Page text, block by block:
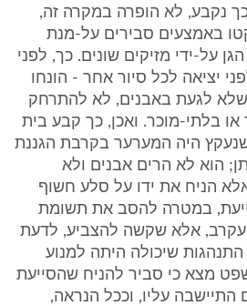
כך נקבע, לא הופרה במקרה זה,
באמצעים סבירים על-מנת
על-ידי מזיקים שונים. כך, לפני
יציאה לכל סיור אחר - הונחו
שלא לגעת באבנים, לא להתרחק
בלתי-מוכר. ואכן, כך קבע בית
היה המערער בקרבת הגננת
הוא לא הרים אבנים ולא
הניח את ידו על סלע חשוף
במטרה להסב את תשומת
עקרב, אלא שקשה להצביע, לדעת
שיכולה היתה למנוע
מצא כי סביר להניח שהסייעת
עליו, וככל הנראה,